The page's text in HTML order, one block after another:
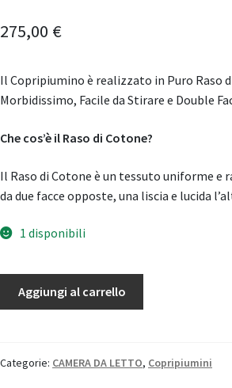
275,00 €
Il Copripiumino è realizzato in Puro Raso
Morbidissimo, Facile da Stirare e Double
Che cos’è il Raso di Cotone?
Il Raso di Cotone è un tessuto uniforme
da due facce opposte, una liscia e lucida
1 disponibili
Copripiumino
Toscana
Aggiungi al carrello
Categorie: CAMERA DA LETTO, Copripiumini